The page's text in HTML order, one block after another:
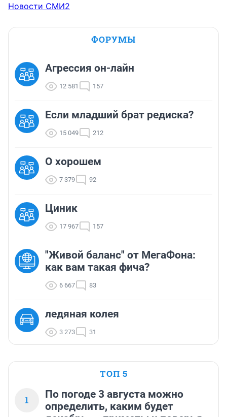
Новости СМИ2
ФОРУМЫ
Агрессия он-лайн
12 581 157
Если младший брат редиска?
15 049 212
О хорошем
7 379 92
Циник
17 967 157
"Живой баланс" от МегаФона:
как вам такая фича?
6 667 83
ледяная колея
3 273 31
ТОП 5
1
По погоде 3 августа можно
определить, каким будет